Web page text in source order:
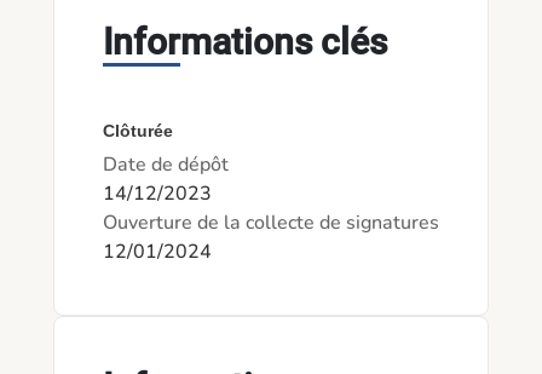
Informations clés
Clôturée
Date de dépôt
14/12/2023
Ouverture de la collecte de signatures
12/01/2024